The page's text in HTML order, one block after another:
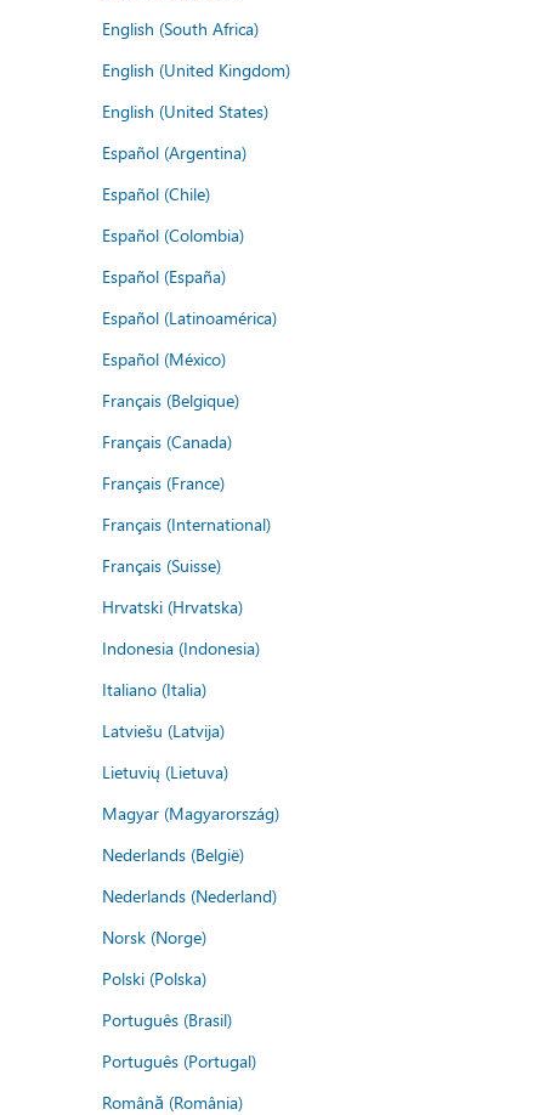
English (South Africa)
English (United Kingdom)
English (United States)
Español (Argentina)
Español (Chile)
Español (Colombia)
Español (España)
Español (Latinoamérica)
Español (México)
Français (Belgique)
Français (Canada)
Français (France)
Français (International)
Français (Suisse)
Hrvatski (Hrvatska)
Indonesia (Indonesia)
Italiano (Italia)
Latviešu (Latvija)
Lietuvių (Lietuva)
Magyar (Magyarország)
Nederlands (België)
Nederlands (Nederland)
Norsk (Norge)
Polski (Polska)
Português (Brasil)
Português (Portugal)
Română (România)